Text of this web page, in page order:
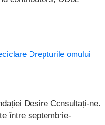
Drepturile omului
Desire Consultați-ne.
între septembrie-